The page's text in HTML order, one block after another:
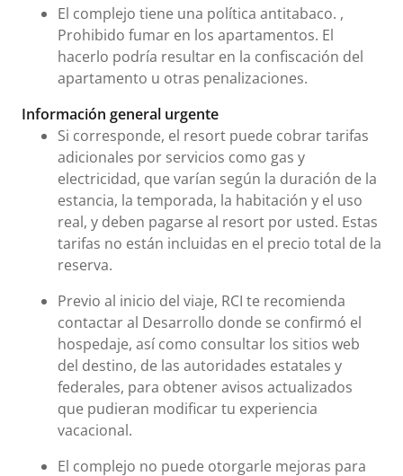
El complejo tiene una política antitabaco. ,
Prohibido fumar en los apartamentos. El
hacerlo podría resultar en la confiscación del
apartamento u otras penalizaciones.
Información general urgente
Si corresponde, el resort puede cobrar tarifas
adicionales por servicios como gas y
electricidad, que varían según la duración de la
estancia, la temporada, la habitación y el uso
real, y deben pagarse al resort por usted. Estas
tarifas no están incluidas en el precio total de la
reserva.
Previo al inicio del viaje, RCI te recomienda
contactar al Desarrollo donde se confirmó el
hospedaje, así como consultar los sitios web
del destino, de las autoridades estatales y
federales, para obtener avisos actualizados
que pudieran modificar tu experiencia
vacacional.
El complejo no puede otorgarle mejoras para